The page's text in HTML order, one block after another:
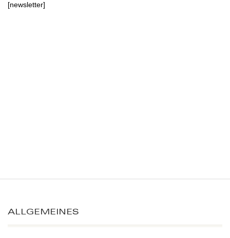
[newsletter]
ALLGEMEINES